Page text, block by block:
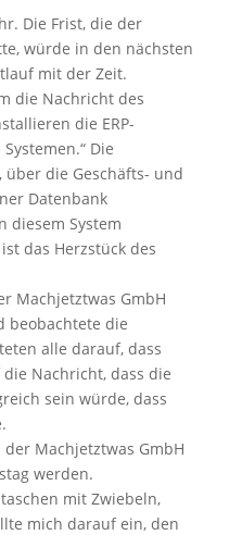
Die Frist, die der
würde in den nächsten
mit der Zeit.
die Nachricht des
die ERP-
Die
die Geschäfts- und
Datenbank
diesem System
das Herzstück des
Machjetztwas GmbH
beobachtete die
alle darauf, dass
Nachricht, dass die
sein würde, dass
Machjetztwas GmbH
werden.
mit Zwiebeln,
mich darauf ein, den